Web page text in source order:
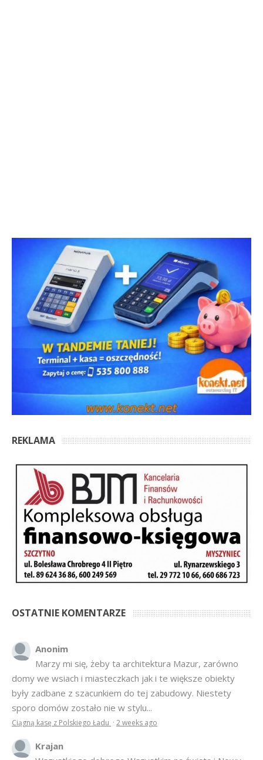
REKLAMA
OSTATNIE KOMENTARZE
Anonim
Marzy mi się, żeby ta architektura Mazur, zarówno
domy we wsiach i miasteczkach jak i te większe obiekty
były zadbane z szacunkiem do tej zabudowy. Niestety
sporo domów zostało nie w stylu...
Ciągną kasę z Polskiego Ładu · 2 weeks ago
Krajan